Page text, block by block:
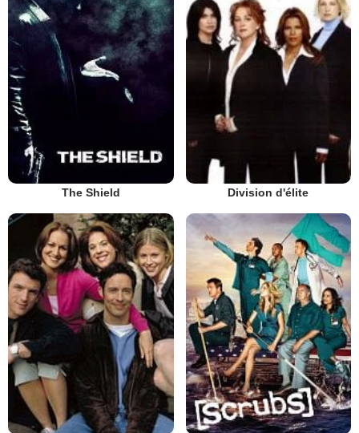
The Shield Division d'élite